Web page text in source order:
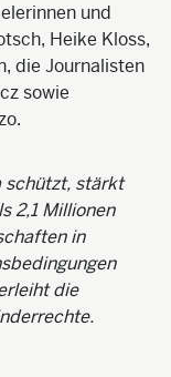
und
Heike Kloss,
die Journalisten
sowie
schützt, stärkt
2,1 Millionen
in
die